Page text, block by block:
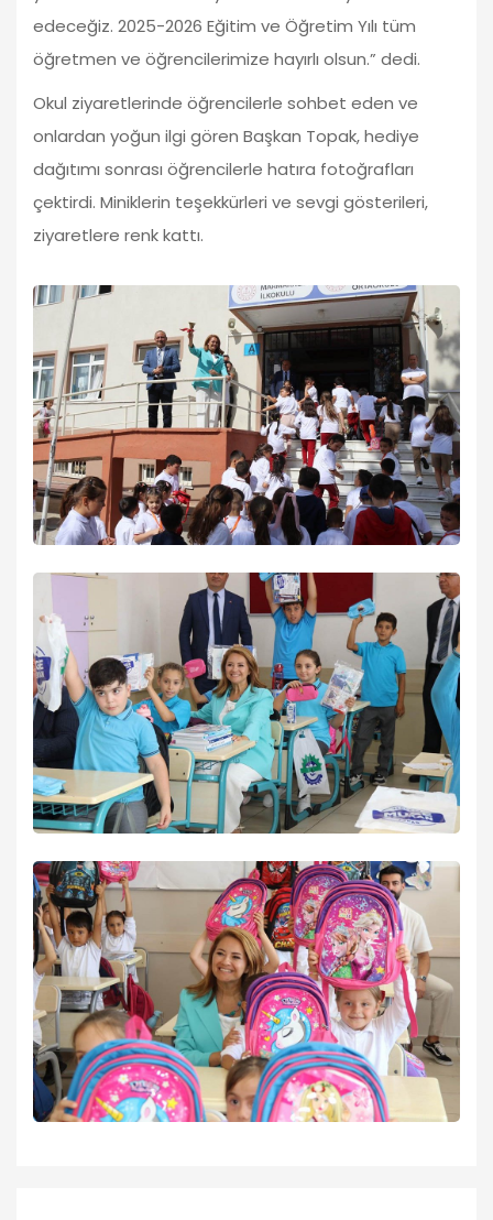
edeceğiz. 2025-2026 Eğitim ve Öğretim Yılı tüm
öğretmen ve öğrencilerimize hayırlı olsun.” dedi.
Okul ziyaretlerinde öğrencilerle sohbet eden ve
onlardan yoğun ilgi gören Başkan Topak, hediye
dağıtımı sonrası öğrencilerle hatıra fotoğrafları
çektirdi. Miniklerin teşekkürleri ve sevgi gösterileri,
ziyaretlere renk kattı.